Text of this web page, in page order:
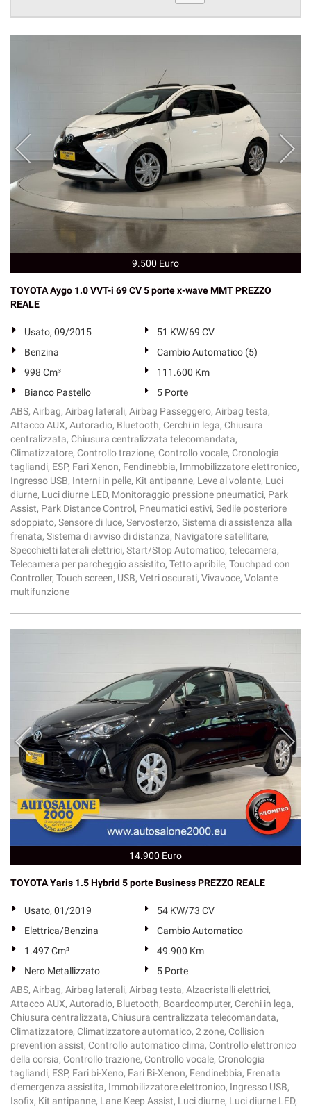
9.500 Euro
TOYOTA Aygo 1.0 VVT-i 69 CV 5 porte x-wave MMT PREZZO
REALE
Usato, 09/2015
51 KW/69 CV
Benzina
Cambio Automatico (5)
998 Cm³
111.600 Km
Bianco Pastello
5 Porte
ABS, Airbag, Airbag laterali, Airbag Passeggero, Airbag testa,
Attacco AUX, Autoradio, Bluetooth, Cerchi in lega, Chiusura
centralizzata, Chiusura centralizzata telecomandata,
Climatizzatore, Controllo trazione, Controllo vocale, Cronologia
tagliandi, ESP, Fari Xenon, Fendinebbia, Immobilizzatore elettronico,
Ingresso USB, Interni in pelle, Kit antipanne, Leve al volante, Luci
diurne, Luci diurne LED, Monitoraggio pressione pneumatici, Park
Assist, Park Distance Control, Pneumatici estivi, Sedile posteriore
sdoppiato, Sensore di luce, Servosterzo, Sistema di assistenza alla
frenata, Sistema di avviso di distanza, Navigatore satellitare,
Specchietti laterali elettrici, Start/Stop Automatico, telecamera,
Telecamera per parcheggio assistito, Tetto apribile, Touchpad con
Controller, Touch screen, USB, Vetri oscurati, Vivavoce, Volante
multifunzione
14.900 Euro
TOYOTA Yaris 1.5 Hybrid 5 porte Business PREZZO REALE
Usato, 01/2019
54 KW/73 CV
Elettrica/Benzina
Cambio Automatico
1.497 Cm³
49.900 Km
Nero Metallizzato
5 Porte
ABS, Airbag, Airbag laterali, Airbag testa, Alzacristalli elettrici,
Attacco AUX, Autoradio, Bluetooth, Boardcomputer, Cerchi in lega,
Chiusura centralizzata, Chiusura centralizzata telecomandata,
Climatizzatore, Climatizzatore automatico, 2 zone, Collision
prevention assist, Controllo automatico clima, Controllo elettronico
della corsia, Controllo trazione, Controllo vocale, Cronologia
tagliandi, ESP, Fari bi-Xeno, Fari Bi-Xenon, Fendinebbia, Frenata
d'emergenza assistita, Immobilizzatore elettronico, Ingresso USB,
Isofix, Kit antipanne, Lane Keep Assist, Luci diurne, Luci diurne LED,